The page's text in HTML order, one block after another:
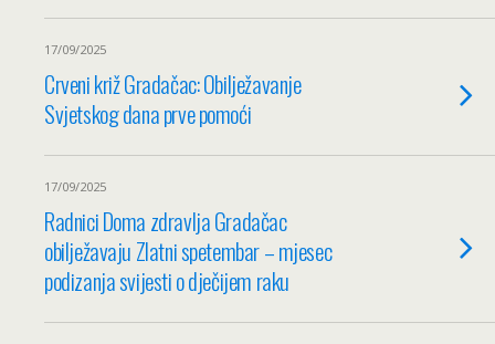
17/09/2025
Crveni križ Gradačac: Obilježavanje
Svjetskog dana prve pomoći
17/09/2025
Radnici Doma zdravlja Gradačac
obilježavaju Zlatni spetembar – mjesec
podizanja svijesti o dječijem raku